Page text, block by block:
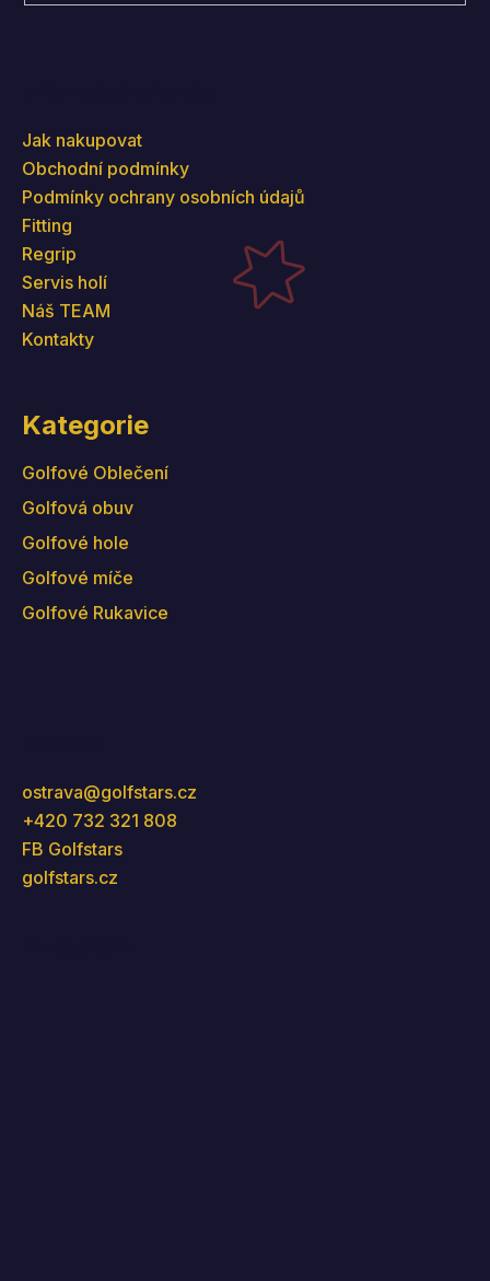
Jak nakupovat
Obchodní podmínky
Podmínky ochrany osobních údajů
Fitting
Regrip
Servis holí
Náš TEAM
Kontakty
Kategorie
Golfové Oblečení
Golfová obuv
Golfové hole
Golfové míče
Golfové Rukavice
ostrava@golfstars.cz
+420 732 321 808
FB Golfstars
golfstars.cz